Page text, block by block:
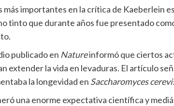
más importantes en la crítica de Kaeberlein
tinto que durante años fue presentado
publicado en Natureinformó que ciertos
extender la vida en levaduras. El artículo
la longevidad en Saccharomyces
una enorme expectativa científica y